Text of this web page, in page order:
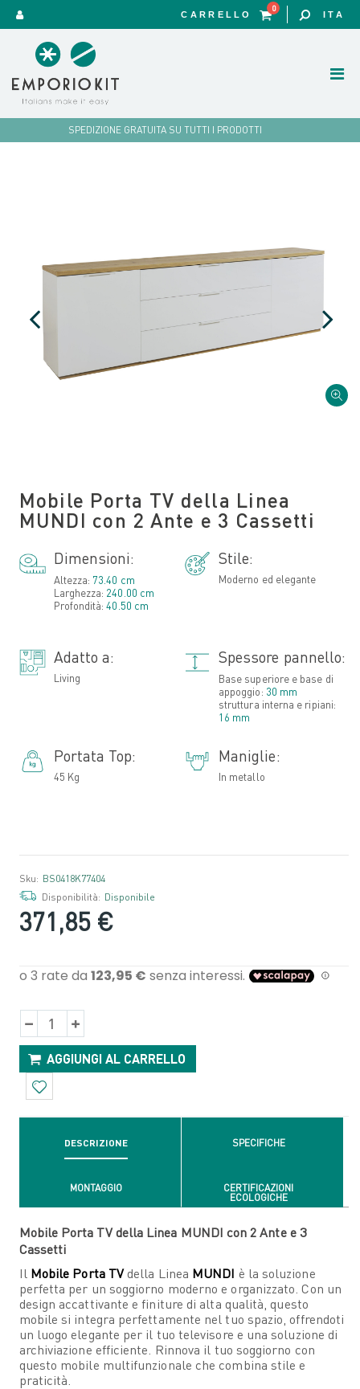
SPEDIZIONE GRATUITA SU TUTTI I PRODOTTI
CARRELLO
0
ITA
Mobile Porta TV della Linea
MUNDI con 2 Ante e 3 Cassetti
Dimensioni:
Altezza: 73.40 cm
Larghezza: 240.00 cm
Profondità:40.50 cm
Stile:
Moderno ed elegante
Adatto a:
Living
Spessore pannello:
Base superiore e base di
appoggio: 30 mm
struttura interna e ripiani:
16 mm
Portata Top:
45 Kg
Maniglie:
In metallo
Sku: BS0418K77404
Disponibilità: Disponibile
371,85 €
AGGIUNGI AL CARRELLO
DESCRIZIONE SPECIFICHE
MONTAGGIO
CERTIFICAZIONI
ECOLOGICHE
Mobile Porta TV della Linea MUNDI con 2 Ante e 3
Cassetti
Il Mobile Porta TVdella Linea MUNDI è la soluzione
perfetta per un soggiorno moderno e organizzato. Con un
design accattivante e finiture di alta qualità, questo
mobile si integra perfettamente nel tuo spazio, offrendoti
un luogo elegante per il tuo televisore e una soluzione di
archiviazione efficiente. Rinnova il tuo soggiorno con
questo mobile multifunzionale che combina stile e
praticità.